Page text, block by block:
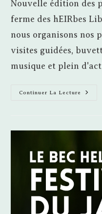
publication :
Nouvelle édition des
ferme des hEIRbes
nous organisons nos
visites guidées,
musique et plein
Continuer La Lecture